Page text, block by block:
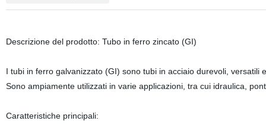
Descrizione del prodotto: Tubo in ferro zincato (GI)
I tubi in ferro galvanizzato (GI) sono tubi in acciaio durevoli,
Sono ampiamente utilizzati in varie applicazioni, tra cui idraulica,
Caratteristiche principali: